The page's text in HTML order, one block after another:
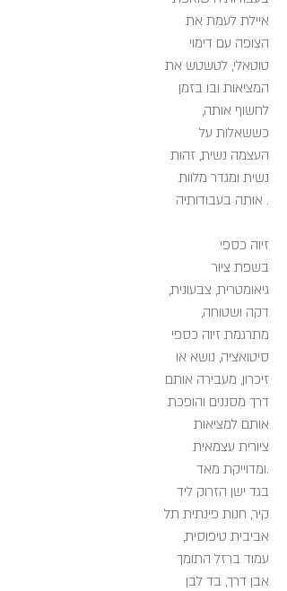
איילת לעמת את
הצופה עם דימוי
טוטאלי, לטשטש את
המציאות ובו בזמן
לחשוף אותה,
כששאלות על
העצמה נשית, זהות
נשית ומגדר מלוות
אותה בעבודותיה .
זיוה כספי
בשפת ציור
גיאומטרית, צבעונית,
דקה ושטוחה,
מתרגמת זיוה כספי
סיטואציה, נושא או
זיכרון, מעבירה אותם
דרך מסננים והופכת
אותם למציאות
ציורית עצמאית
ומדוייקת מאד.
בגד ישן הזרוק ליד
קיר, חנות פינתית תל
אביבית טיפוסית,
עמוד ברזל התומך
אבן דרך, בד לבן